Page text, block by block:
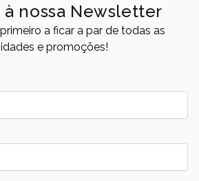
nossa Newsletter
a ficar a par de todas as
e promoções!